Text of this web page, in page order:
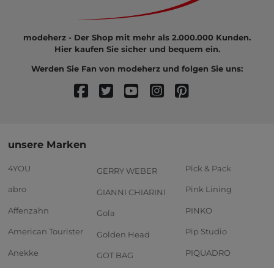
modeherz - Der Shop mit mehr als 2.000.000 Kunden.
Hier kaufen Sie sicher und bequem ein.
Werden Sie Fan von modeherz und folgen Sie uns:
unsere Marken
4YOU
abro
Affenzahn
American Tourister
Anekke
GERRY WEBER
GIANNI CHIARINI
Gola
Golden Head
GOT BAG
Pick & Pack
Pink Lining
PINKO
Pip Studio
PIQUADRO